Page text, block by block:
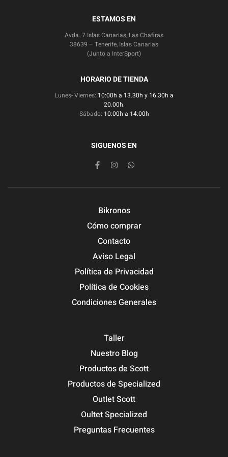
ESTAMOS EN
Avda. 7 Islas Canarias, Las Chafiras
38639 – Tenerife, Islas Canarias
(Junto a InterSport)
HORARIO DE TIENDA
Lunes- Viernes: 10:00h a 13.30h y 16.30h a
20.00h.
Sábado: 10:00h a 14:00h
SIGUENOS EN
Bikronos
Cómo comprar
Contacto
Aviso Legal
Política de Privacidad
Política de Cookies
Condiciones Generales
Taller
Nuestro Blog
Productos de Scott
Productos de Specialized
Outlet Scott
Oultet Specialized
Preguntas Frecuentes